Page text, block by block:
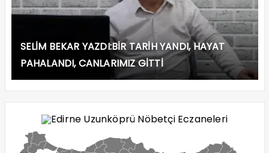
SELİM BEKAR YAZDI:BİR TARİH YANDI, HAYAT
PAHALANDI, CANLARIMIZ GİTTİ